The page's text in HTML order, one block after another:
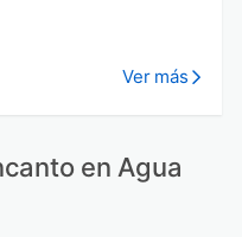
Ver más
en Agua